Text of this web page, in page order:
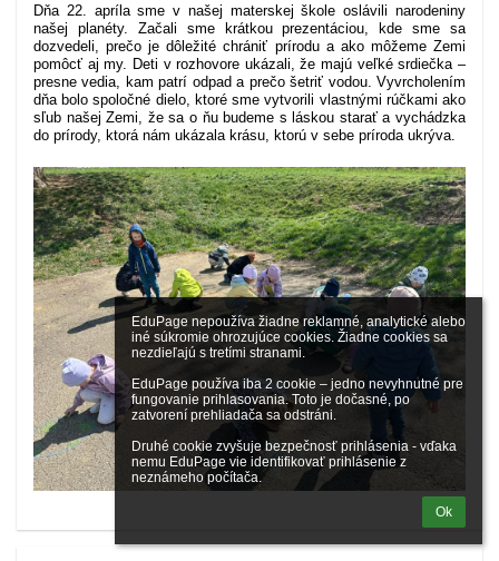
EduPage nepoužíva žiadne reklamné, analytické alebo
iné súkromie ohrozujúce cookies. Žiadne cookies sa
nezdieľajú s tretími stranami.
EduPage používa iba 2 cookie – jedno nevyhnutné pre
fungovanie prihlasovania. Toto je dočasné, po
zatvorení prehliadača sa odstráni.
Druhé cookie zvyšuje bezpečnosť prihlásenia - vďaka
nemu EduPage vie identifikovať prihlásenie z
neznámeho počítača.
Ok
Dňa 22. apríla sme v našej materskej škole oslávili narodeniny
našej planéty. Začali sme krátkou prezentáciou, kde sme sa
dozvedeli, prečo je dôležité chrániť prírodu a ako môžeme Zemi
pomôcť aj my. Deti v rozhovore ukázali, že majú veľké srdiečka –
presne vedia, kam patrí odpad a prečo šetriť vodou. Vyvrcholením
dňa bolo spoločné dielo, ktoré sme vytvorili vlastnými rúčkami ako
sľub našej Zemi, že sa o ňu budeme s láskou starať a vychádzka
do prírody, ktorá nám ukázala krásu, ktorú v sebe príroda ukrýva.